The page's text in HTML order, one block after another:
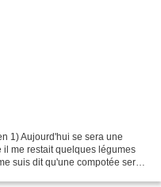
1) Aujourd'hui se sera une
il me restait quelques légumes
suis dit qu'une compotée serait